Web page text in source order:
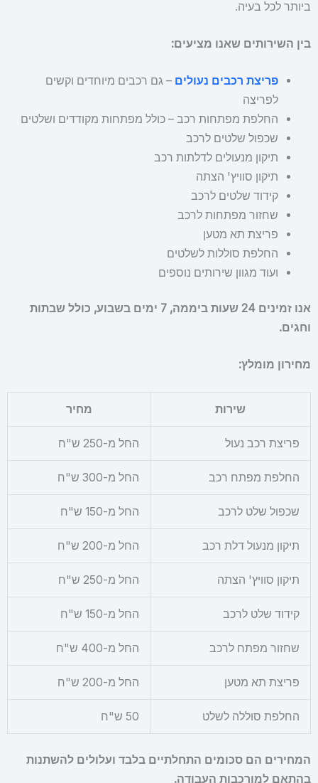
ביותר לכל בעיה.
בין השירותים שאנו מציעים:
פריצת רכבים נעולים – גם רכבים מיוחדים וקשים
לפריצה
החלפת מפתחות רכב – כולל מפתחות מקודדים ושלטים
שכפול שלטים לרכב
תיקון מנעולים לדלתות רכב
תיקון סוויץ' הצתה
קידוד שלטים לרכב
שחזור מפתחות לרכב
פריצת תא מטען
החלפת סוללות לשלטים
ועוד מגוון שירותים נוספים
אנו זמינים 24 שעות ביממה, 7 ימים בשבוע, כולל שבתות
וחגים.
מחירון מומלץ:
שירות מחיר
פריצת רכב נעול החל מ-250 ש"ח
החלפת מפתח רכב החל מ-300 ש"ח
שכפול שלט לרכב החל מ-150 ש"ח
תיקון מנעול דלת רכב החל מ-200 ש"ח
תיקון סוויץ' הצתה החל מ-250 ש"ח
קידוד שלט לרכב החל מ-150 ש"ח
שחזור מפתח לרכב החל מ-400 ש"ח
פריצת תא מטען החל מ-200 ש"ח
החלפת סוללה לשלט 50 ש"ח
המחירים הם סכומים התחלתיים בלבד ועלולים להשתנות
בהתאם למורכבות העבודה.